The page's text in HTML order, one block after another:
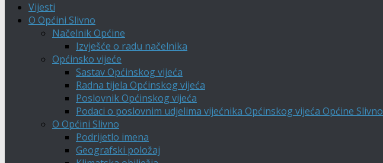
Vijesti
O Općini Slivno
Načelnik Općine
Izvješće o radu načelnika
Općinsko vijeće
Sastav Općinskog vijeća
Radna tijela Općinskog vijeća
Poslovnik Općinskog vijeća
Podaci o poslovnim udjelima vijećnika Općinskog vijeća Općine Slivno
O Općini Slivno
Podrijetlo imena
Geografski položaj